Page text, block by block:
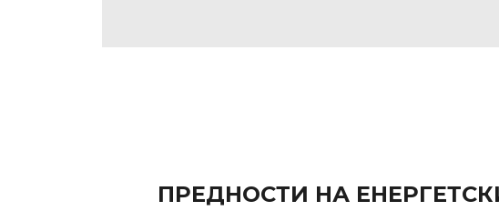
ПРЕДНОСТИ НА